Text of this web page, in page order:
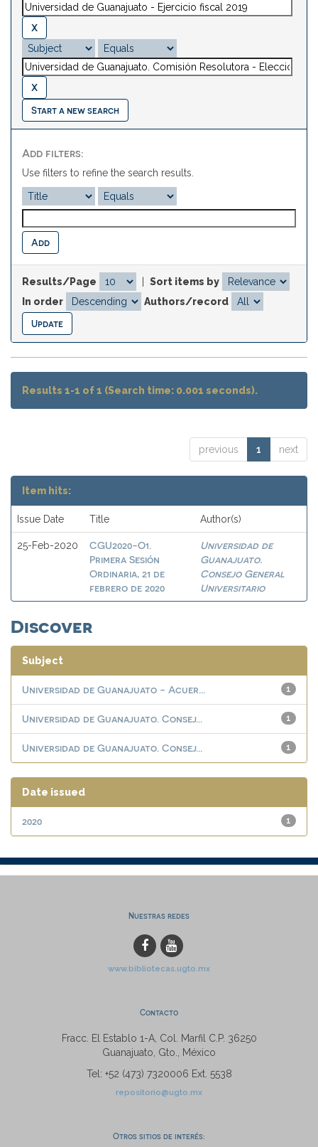
Start a new search
Add filters:
Use filters to refine the search results.
Results/Page
Sort items by
In order
Authors/record
Results 1-1 of 1 (Search time: 0.001 seconds).
previous 1 next
Item hits:
Issue Date Title Author(s)
25-Feb-2020
CGU2020-O1.
Primera Sesión
Ordinaria, 21 de
febrero de 2020
Universidad de
Guanajuato.
Consejo General
Universitario
Discover
Subject
1
Universidad de Guanajuato - Acuer...
1
Universidad de Guanajuato. Consej...
1
Universidad de Guanajuato. Consej...
Date issued
1
2020
Nuestras redes
www.bibliotecas.ugto.mx
Contacto
Fracc. El Establo 1-A, Col. Marfil C.P. 36250
Guanajuato, Gto., México
Tel: +52 (473) 7320006 Ext. 5538
repositorio@ugto.mx
Otros sitios de interés: